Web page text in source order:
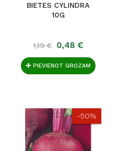
BIETES CYLINDRA
10G
1,19 € 0,48 €
PIEVIENOT GROZAM
-50%